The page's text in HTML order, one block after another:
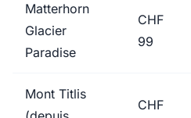
Matterhorn
Glacier
Paradise
CHF
99
Mont Titlis
CHF